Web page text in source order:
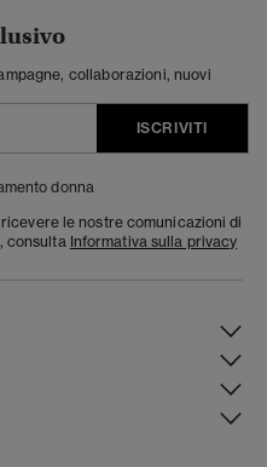
collaborazioni, nuovi
ISCRIVITI
donna
le nostre comunicazioni di
consulta Informativa sulla privacy